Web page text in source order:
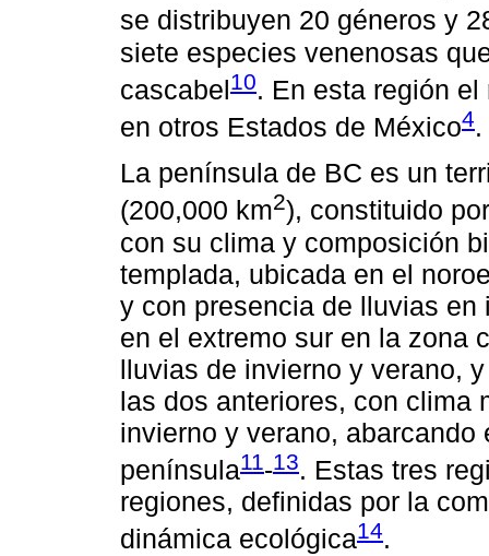
se distribuyen 20 géneros y
siete especies venenosas
cascabel10. En esta región
en otros Estados de México4.
La península de BC es un
(200,000 km2), constituido
con su clima y composición
templada, ubicada en el
y con presencia de lluvias
en el extremo sur en la zona
lluvias de invierno y verano,
las dos anteriores, con clima
invierno y verano,
península11-13. Estas tres
regiones, definidas por la
dinámica ecológica14.